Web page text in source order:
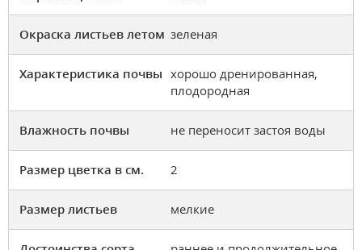
Окраска листьев летом зеленая
Характеристика почвы хорошо дренированная,
плодородная
Влажность почвы не переносит застоя воды
Размер цветка в см. 2
Размер листьев мелкие